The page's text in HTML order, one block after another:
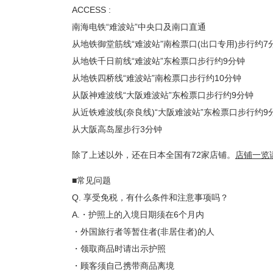
ACCESS :
南海电铁“难波站”中央口及南口直通
从地铁御堂筋线“难波站”南检票口(出口专用)步行约7
从地铁千日前线“难波站”东检票口步行约9分钟
从地铁四桥线“难波站”南检票口步行约10分钟
从阪神难波线“大阪难波站”东检票口步行约9分钟
从近铁难波线(奈良线)“大阪难波站”东检票口步行约9
从大阪高岛屋步行3分钟
除了上述以外，还在日本全国有72家店铺。 店铺一览
■常见问题
Q. 享受免税，有什么条件和注意事项吗？
A.・护照上的入境日期须在6个月内
・外国旅行者等暂住者(非居住者)的人
・领取商品时请出示护照
・顾客须自己携带商品离境